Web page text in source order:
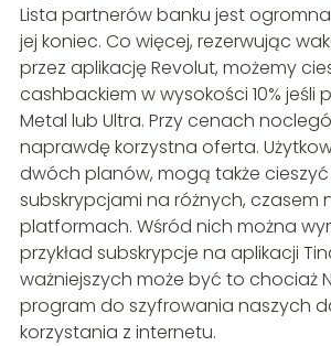
Lista partnerów banku jest
jej koniec. Co więcej, rezerwując
przez aplikację Revolut, możemy
cashbackiem w wysokości 10% jeśli
Metal lub Ultra. Przy cenach
naprawdę korzystna oferta.
dwóch planów, mogą także cieszyć
subskrypcjami na różnych, czasem
platformach. Wśród nich można
przykład subskrypcje na aplikacji
ważniejszych może być to chociaż
program do szyfrowania naszych
korzystania z internetu.